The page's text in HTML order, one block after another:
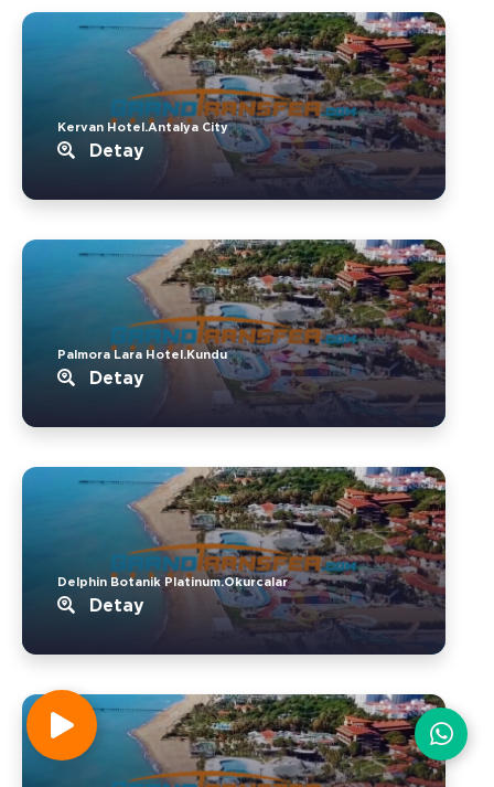
Kervan Hotel.Antalya City
Detay
Palmora Lara Hotel.Kundu
Detay
Delphin Botanik Platinum.Okurcalar
Detay